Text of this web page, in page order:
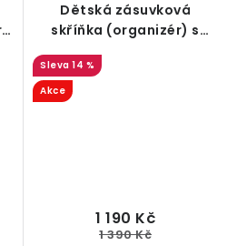
Dětská zásuvková
skříňka (organizér) s
úložnými boxy na hračky,
růžová 37 x 37 x 56,5 cm
14 %
Akce
1 190 Kč
1 390 Kč